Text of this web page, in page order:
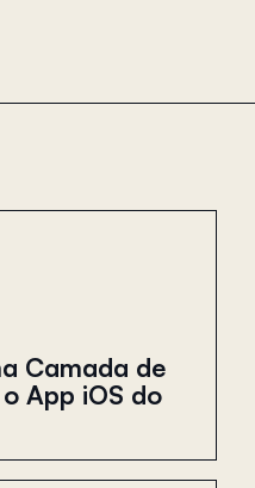
Camada de
App iOS do